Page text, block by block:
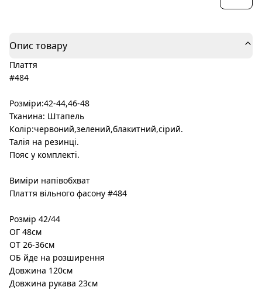
Опис товару
Плаття
#484
Розміри:42-44,46-48
Тканина: Штапель
Колір:червоний,зелений,блакитний,сірий.
Талія на резинці.
Пояс у комплекті.
Виміри напівобхват
Плаття вільного фасону #484
Розмір 42/44
ОГ 48см
ОТ 26-36см
ОБ йде на розширення
Довжина 120см
Довжина рукава 23см